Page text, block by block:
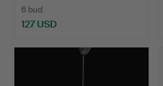
6 bud
127 USD